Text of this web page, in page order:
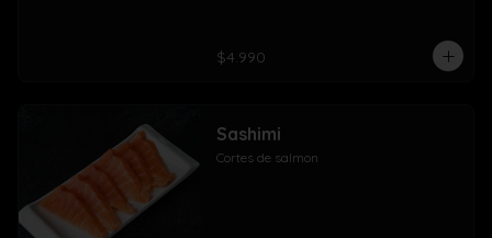
$4.990
Sashimi
Cortes de salmon